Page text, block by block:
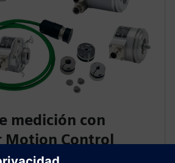
medición con
Motion Control